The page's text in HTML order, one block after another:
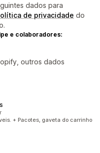
dados para
de privacidade do
e colaboradores:
outros dados
+ Pacotes, gaveta do carrinho